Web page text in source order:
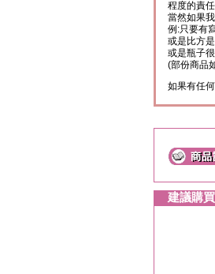
程度的責任.
當然如果
例:只要有
或是比方
或是瓶子
(部份商品
如果有任
建議購